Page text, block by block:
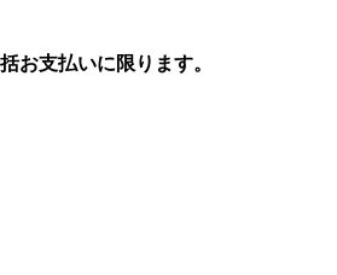
お支払いに限ります。